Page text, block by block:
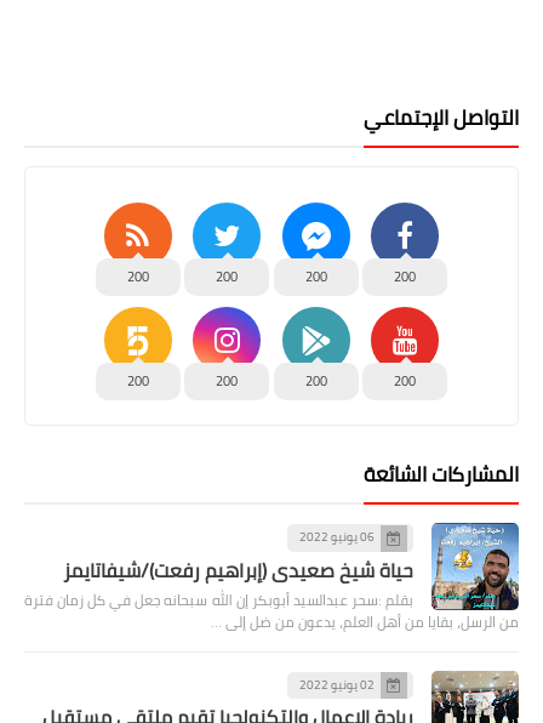
التواصل الإجتماعي
200
200
200
200
200
200
200
200
المشاركات الشائعة
06 يونيو 2022
حياة شيخ صعيدى (إبراهيم رفعت)/شيفاتايمز
بقلم :سحر عبدالسيد أبوبكر إن الله سبحانه جعل في كل زمان فترة
من الرسل، بقايا من أهل العلم، يدعون من ضل إلى …
02 يونيو 2022